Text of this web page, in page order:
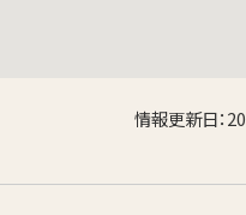
情報更新日：